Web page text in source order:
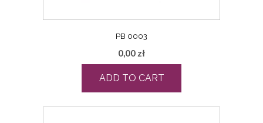
PB 0003
0,00 zł
ADD TO CART